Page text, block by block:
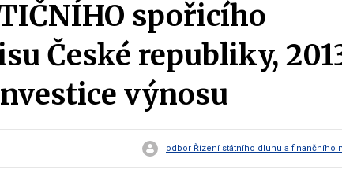
spořicího
České republiky,
výnosu
odbor Řízení státního dluhu a finančního